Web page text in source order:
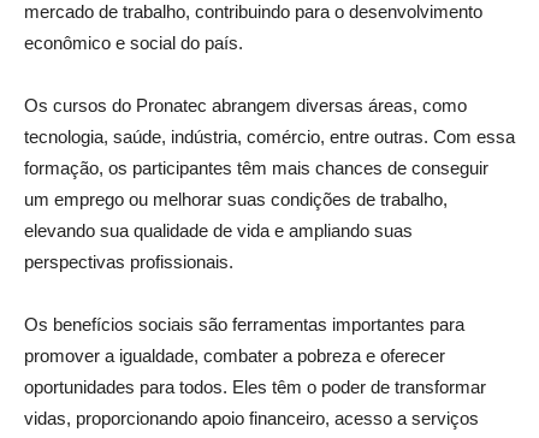
mercado de trabalho, contribuindo para o desenvolvimento
econômico e social do país.
Os cursos do Pronatec abrangem diversas áreas, como
tecnologia, saúde, indústria, comércio, entre outras. Com essa
formação, os participantes têm mais chances de conseguir
um emprego ou melhorar suas condições de trabalho,
elevando sua qualidade de vida e ampliando suas
perspectivas profissionais.
Os benefícios sociais são ferramentas importantes para
promover a igualdade, combater a pobreza e oferecer
oportunidades para todos. Eles têm o poder de transformar
vidas, proporcionando apoio financeiro, acesso a serviços